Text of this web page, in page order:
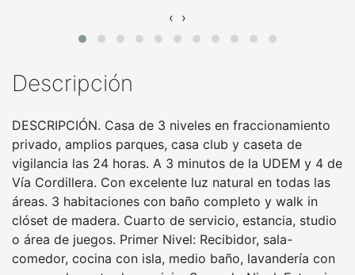
‹ ›
Descripción
DESCRIPCIÓN. Casa de 3 niveles en fraccionamiento
privado, amplios parques, casa club y caseta de
vigilancia las 24 horas. A 3 minutos de la UDEM y 4 de
Vía Cordillera. Con excelente luz natural en todas las
áreas. 3 habitaciones con baño completo y walk in
clóset de madera. Cuarto de servicio, estancia, studio
o área de juegos. Primer Nivel: Recibidor, sala-
comedor, cocina con isla, medio baño, lavandería con